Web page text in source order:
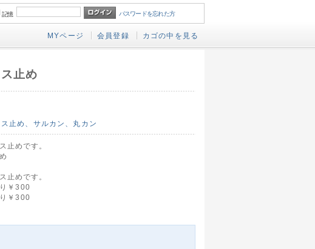
記憶 パスワードを忘れた方
MYページ 会員登録 カゴの中を見る
止め
止め、サルカン、丸カン
止めです。
止めです。
￥300
￥300